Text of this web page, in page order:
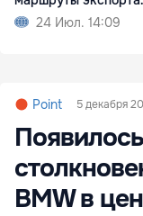
зерна24 Июл. 14:09
Point 5 декабря
BMW в